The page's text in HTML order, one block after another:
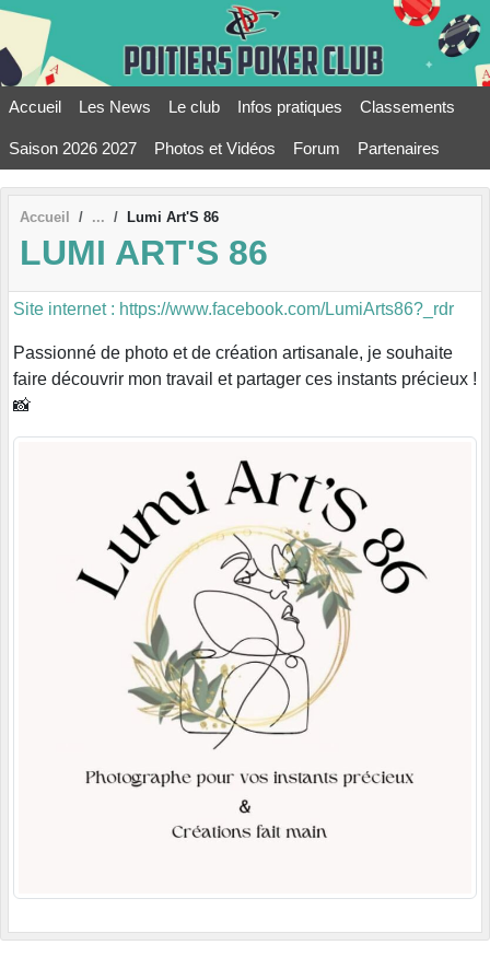
Accueil Les News Le club Infos pratiques Classements
Saison 2026 2027 Photos et Vidéos Forum Partenaires
Accueil Lumi Art'S 86
LUMI ART'S 86
Site internet : https://www.facebook.com/LumiArts86?_rdr
Passionné de photo et de création artisanale, je souhaite
faire découvrir mon travail et partager ces instants précieux !
📸
Panneau de gestion des cookies